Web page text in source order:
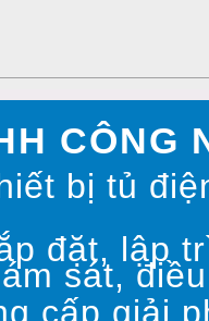
CÔNG
bị tủ
đặt, lập
sát,
cấp giải